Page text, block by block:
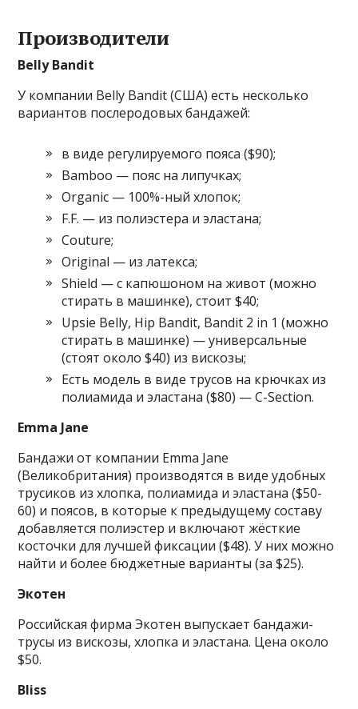
Производители
Belly Bandit
У компании Belly Bandit (США) есть несколько
вариантов послеродовых бандажей:
в виде регулируемого пояса ($90);
Bamboo — пояс на липучках;
Organic — 100%-ный хлопок;
F.F. — из полиэстера и эластана;
Couture;
Original — из латекса;
Shield — с капюшоном на живот (можно
стирать в машинке), стоит $40;
Upsie Belly, Hip Bandit, Bandit 2 in 1 (можно
стирать в машинке) — универсальные
(стоят около $40) из вискозы;
Есть модель в виде трусов на крючках из
полиамида и эластана ($80) — C-Section.
Emma Jane
Бандажи от компании Emma Jane
(Великобритания) производятся в виде удобных
трусиков из хлопка, полиамида и эластана ($50-
60) и поясов, в которые к предыдущему составу
добавляется полиэстер и включают жёсткие
косточки для лучшей фиксации ($48). У них можно
найти и более бюджетные варианты (за $25).
Экотен
Российская фирма Экотен выпускает бандажи-
трусы из вискозы, хлопка и эластана. Цена около
$50.
Bliss